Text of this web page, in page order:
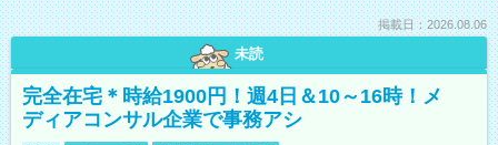
掲載日：2026.08.06
未読
完全在宅＊時給1900円！週4日＆10～16時！メ
ディアコンサル企業で事務アシ